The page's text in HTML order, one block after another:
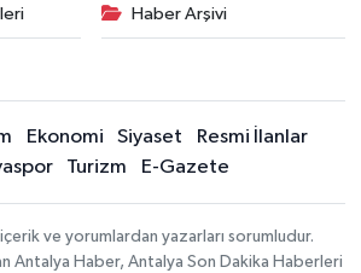
Haber Arşivi
Ekonomi Siyaset
Resmi İlanlar
Turizm E-Gazete
ve yorumlardan yazarları sorumludur.
Antalya Haber, Antalya Son Dakika Haberleri